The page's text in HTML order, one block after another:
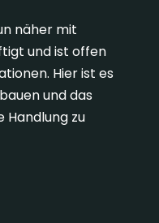
näher mit
und ist offen
Hier ist es
und das
Handlung zu